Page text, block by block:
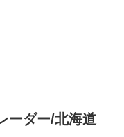
ーダー/北海道